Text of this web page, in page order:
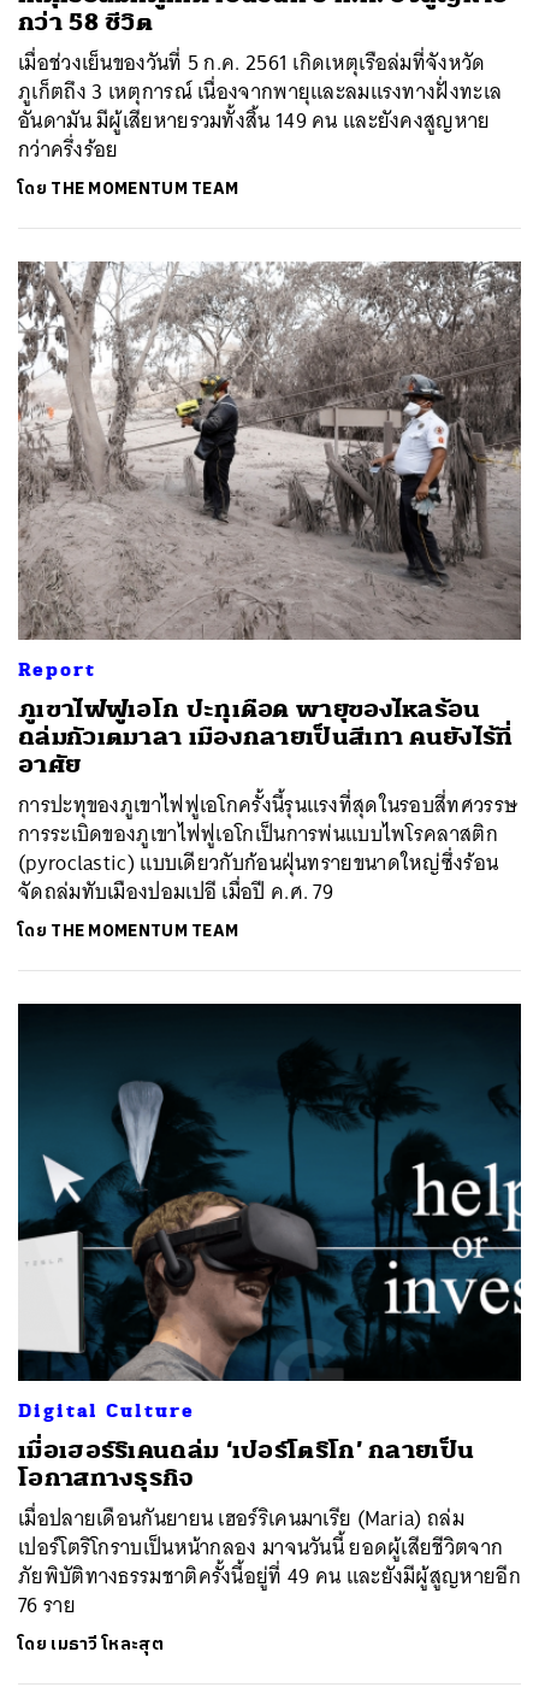
กว่า 58 ชีวิต
เมื่อช่วงเย็นของวันที่ 5 ก.ค. 2561 เกิดเหตุเรือล่มที่จังหวัด
ภูเก็ตถึง 3 เหตุการณ์ เนื่องจากพายุและลมแรงทางฝั่งทะเล
อันดามัน มีผู้เสียหายรวมทั้งสิ้น 149 คน และยังคงสูญหาย
กว่าครึ่งร้อย
โดย THE MOMENTUM TEAM
Report
ภูเขาไฟฟูเอโก ปะทุเดือด พายุของไหลร้อน
ถล่มกัวเตมาลา เมืองกลายเป็นสีเทา คนยังไร้ที่
อาศัย
การปะทุของภูเขาไฟฟูเอโกครั้งนี้รุนแรงที่สุดในรอบสี่ทศวรรษ
การระเบิดของภูเขาไฟฟูเอโกเป็นการพ่นแบบไพโรคลาสติก
(pyroclastic) แบบเดียวกับก้อนฝุ่นทรายขนาดใหญ่ซึ่งร้อน
จัดถล่มทับเมืองปอมเปอี เมื่อปี ค.ศ. 79
โดย THE MOMENTUM TEAM
Digital Culture
เมื่อเฮอร์ริเคนถล่ม ‘เปอร์โตริโก’ กลายเป็น
โอกาสทางธุรกิจ
เมื่อปลายเดือนกันยายน เฮอร์ริเคนมาเรีย (Maria) ถล่ม
เปอร์โตริโกราบเป็นหน้ากลอง มาจนวันนี้ ยอดผู้เสียชีวิตจาก
ภัยพิบัติทางธรรมชาติครั้งนี้อยู่ที่ 49 คน และยังมีผู้สูญหายอีก
76 ราย
โดย เมธาวี โหละสุต